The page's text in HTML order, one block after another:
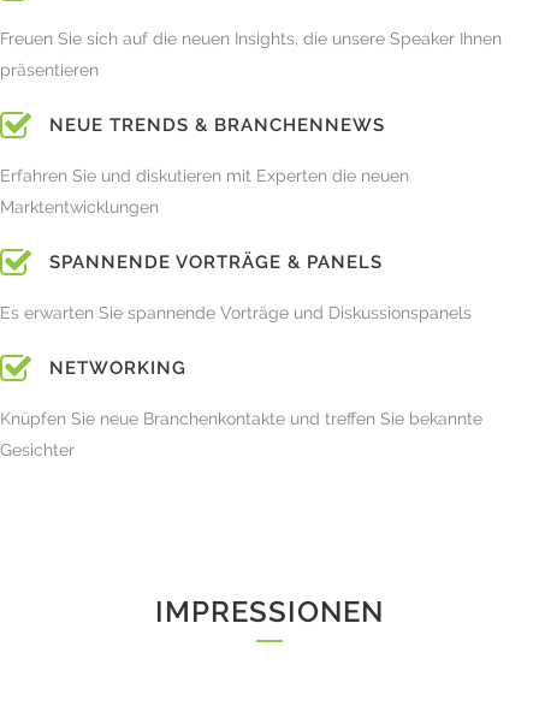
Freuen Sie sich auf die neuen Insights, die unsere Speaker Ihnen
präsentieren
NEUE TRENDS & BRANCHENNEWS
Erfahren Sie und diskutieren mit Experten die neuen
Marktentwicklungen
SPANNENDE VORTRÄGE & PANELS
Es erwarten Sie spannende Vorträge und Diskussionspanels
NETWORKING
Knüpfen Sie neue Branchenkontakte und treffen Sie bekannte
Gesichter
IMPRESSIONEN